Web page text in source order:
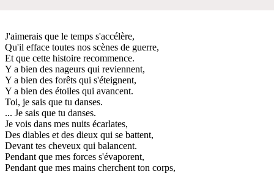
J'aimerais que le temps s'accélère,
Qu'il efface toutes nos scènes de guerre,
Et que cette histoire recommence.
Y a bien des nageurs qui reviennent,
Y a bien des forêts qui s'éteignent,
Y a bien des étoiles qui avancent.
Toi, je sais que tu danses.
... Je sais que tu danses.
Je vois dans mes nuits écarlates,
Des diables et des dieux qui se battent,
Devant tes cheveux qui balancent.
Pendant que mes forces s'évaporent,
Pendant que mes mains cherchent ton corps,